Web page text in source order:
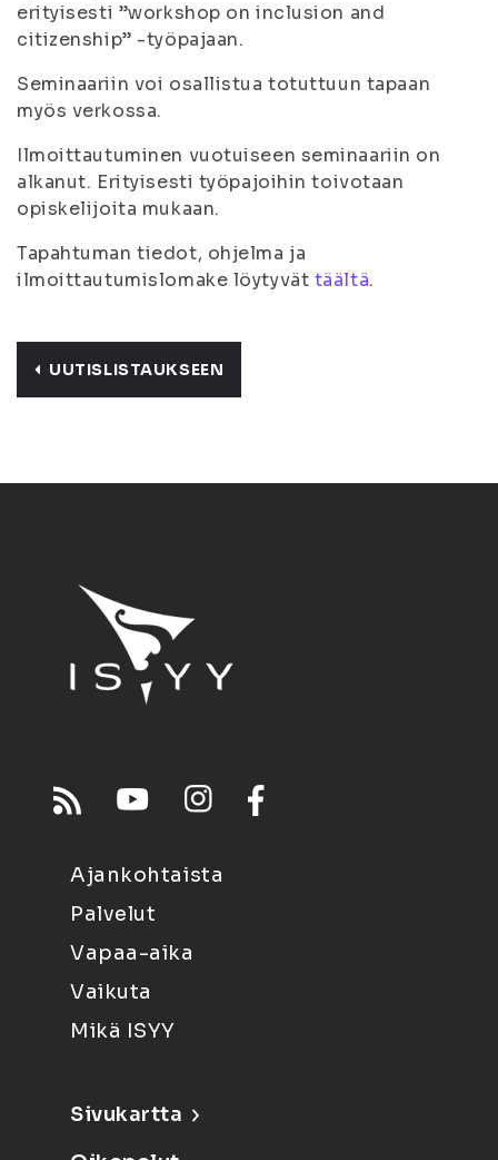
erityisesti ”workshop on inclusion and
citizenship” -työpajaan.
Seminaariin voi osallistua totuttuun tapaan
myös verkossa.
Ilmoittautuminen vuotuiseen seminaariin on
alkanut. Erityisesti työpajoihin toivotaan
opiskelijoita mukaan.
Tapahtuman tiedot, ohjelma ja
ilmoittautumislomake löytyvät täältä.
UUTISLISTAUKSEEN
Ajankohtaista
Palvelut
Vapaa-aika
Vaikuta
Mikä ISYY
Sivukartta